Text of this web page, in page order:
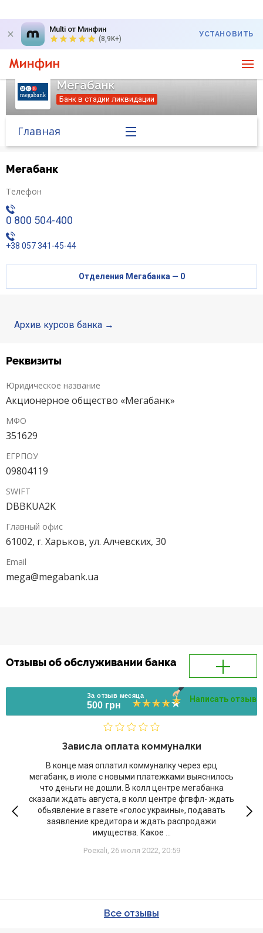
Multi от Минфин
(8,9K+)
УСТАНОВИТЬ
Мегабанк
Банк в стадии ликвидации
Главная
Курс валют в банке
Вопросы банку
Отзывы
Депозиты юр. лиц
Интернет-банкинг
Банки-партнеры
Акции
Счета для бизнеса
Мегабанк
Телефон
0 800 504-400
+38 057 341-45-44
Отделения Мегабанка — 0
Архив курсов банка
Реквизиты
Юридическое название
Акционерное общество «Мегабанк»
МФО
351629
ЕГРПОУ
09804119
SWIFT
DBBKUA2K
Главный офис
61002, г. Харьков, ул. Алчевских, 30
Email
mega@megabank.ua
Отзывы об обслуживании банка
За отзыв месяца
500 грн
Написать отзыв
Зависла оплата коммуналки
В конце мая оплатил коммуналку через ерц
мегабанк, в июле с новыми платежками выяснилось
что деньги не дошли. В колл центре мегабанка
сказали ждать августа, в колл центре фгвфл- ждать
обьявление в газете «голос украины», подавать
заявление кредитора и ждать распродажи
имущества. Какое ...
Poexali, 26 июля 2022, 20:59
Все отзывы